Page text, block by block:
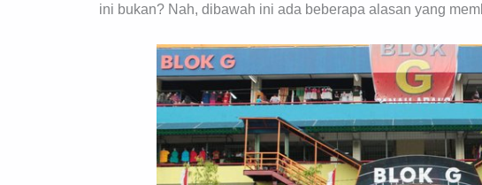
ini bukan? Nah, dibawah ini ada beberapa alasan yang